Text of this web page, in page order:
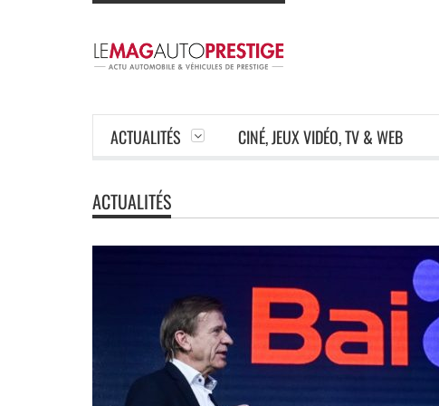
ACTUALITÉS CINÉ, JEUX VIDÉO, TV & WEB
ACTUALITÉS